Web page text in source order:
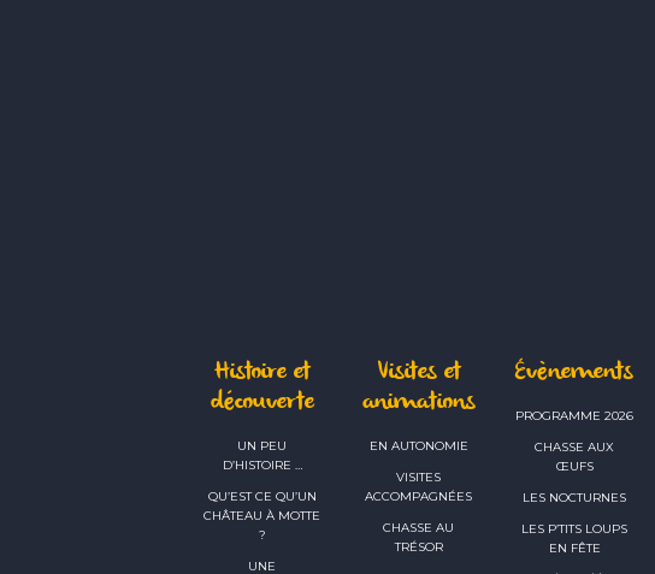
Histoire et
découverte
UN PEU
D’HISTOIRE …
QU’EST CE QU’UN
CHÂTEAU À MOTTE
?
UNE
Visites et
animations
EN AUTONOMIE
VISITES
ACCOMPAGNÉES
CHASSE AU
TRÉSOR
Évènements
PROGRAMME 2026
CHASSE AUX
ŒUFS
LES NOCTURNES
LES P’TITS LOUPS
EN FÊTE